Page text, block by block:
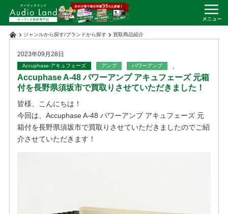
ジャンルから探す/ブランドから探す 買取商品紹介
2023年09月28日
Accuphase-アキュフェーズ アンプ ,
パワーアンプ
Accuphase A-48 パワーアンプ アキュフェーズ 元箱
付を長野県須坂市で買取りさせていただきました！
皆様、こんにちは！
今回は、Accuphase A-48 パワーアンプ アキュフェーズ 元
箱付を長野県須坂市で買取りさせていただきましたのでご紹
介させていただきます！